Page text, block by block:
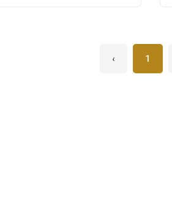
‹ 1